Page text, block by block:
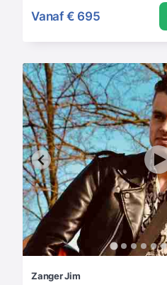
Vanaf € 695
Zanger Jim